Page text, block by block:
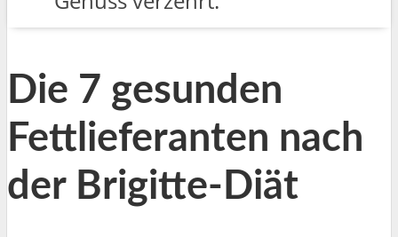
Die 7 gesunden
Fettlieferanten nach
der Brigitte-Diät